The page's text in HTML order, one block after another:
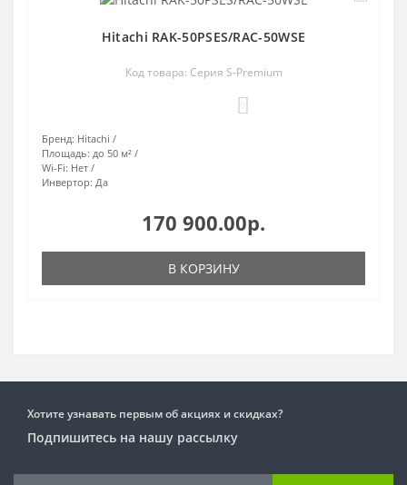
Hitachi RAK-50PSES/RAC-50WSE
Код товара: Серия S-Premium
Бренд: Hitachi
Площадь: до 50 м²
Wi-Fi: Нет
Инвертор: Да
170 900.00р.
В КОРЗИНУ
Хотите узнавать первым об акциях и скидках?
Подпишитесь на нашу рассылку